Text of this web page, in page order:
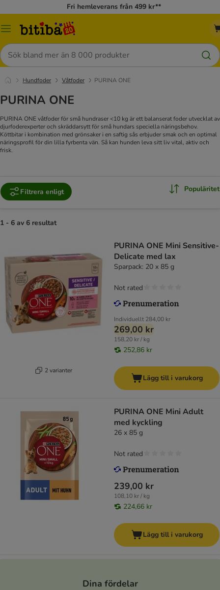
Fri hemleverans från 499 kr**
Meny
Sök
Hundfoder Våtfoder PURINA ONE
PURINA ONE
PURINA ONE våtfoder för små hundraser <10 kg är ett balanserat foder utvecklat av
djurfoderexperter och skräddarsytt för små hundars speciella näringsbehov.
Köttbitar i kombination med grönsaker i en saftig sås erbjuder smak och en optimal
näringsprofil för din lilla fyrbenta vän. Så kan hunden leva sitt liv vital, aktiv och
frisk.
Filtrera enligt Populäritet
1 - 6 av 6 resultat
2 varianter
PURINA ONE Mini Sensitive-
Delicate med lax
Sparpack: 20 x 85 g
Individuellt 284,00 kr
269,00 kr
158,20 kr / kg
252,86 kr
Not rated
Lägg till i varukorg
PURINA ONE Mini Adult
med kyckling
26 x 85 g
239,00 kr
108,10 kr / kg
224,66 kr
Not rated
Lägg till i varukorg
Dina fördelar